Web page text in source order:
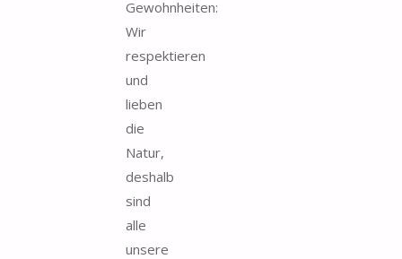
Gewohnheiten:
Wir
respektieren
und
lieben
die
Natur,
deshalb
sind
alle
unsere